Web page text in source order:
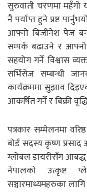
सुरुवाती चरणमा महँगो
नै पर्याप्त हुने प्रष्ट
आफ्नो बिजीनेश पेज
सम्पर्क बढाउने र आफ्नो
सहयोग गर्ने विश्वास
सर्भिसेज सम्बन्धी
कार्यक्रममा सुझाव
आकर्षित गर्ने र बिक्री
पत्रकार सम्मेलनमा
बोर्ड सदस्य कृष्ण
ग्लोबल डायरीसँग आबद्ध
नेपालको उत्कृष्ट
सञ्चारमाध्यमहरुका